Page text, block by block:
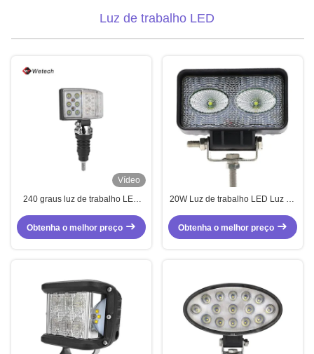
Luz de trabalho LED
Vídeo
240 graus luz de trabalho LED
de água
Obtenha o melhor preço
20W Luz de trabalho LED Luz de
ATV Tractor
Obtenha o melhor preço